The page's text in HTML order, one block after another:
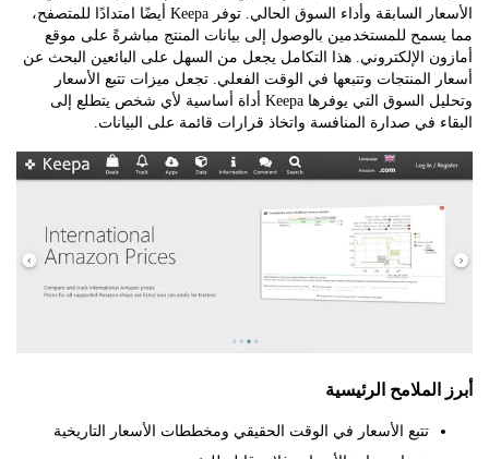
الأسعار السابقة وأداء السوق الحالي. توفر Keepa أيضًا امتدادًا للمتصفح،
للمستخدمين بالوصول إلى بيانات المنتج مباشرةً على موقع
الإلكتروني. هذا التكامل يجعل من السهل على البائعين البحث عن
المنتجات وتتبعها في الوقت الفعلي. تجعل ميزات تتبع الأسعار
وتحليل السوق التي يوفرها Keepa أداة أساسية لأي شخص يتطلع إلى
في صدارة المنافسة واتخاذ قرارات قائمة على البيانات.
الرئيسية
تتبع الأسعار في الوقت الحقيقي ومخططات الأسعار التاريخية